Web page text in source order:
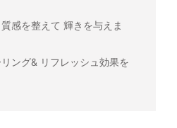
感を整えて 輝きを与えま
ング& リフレッシュ効果を